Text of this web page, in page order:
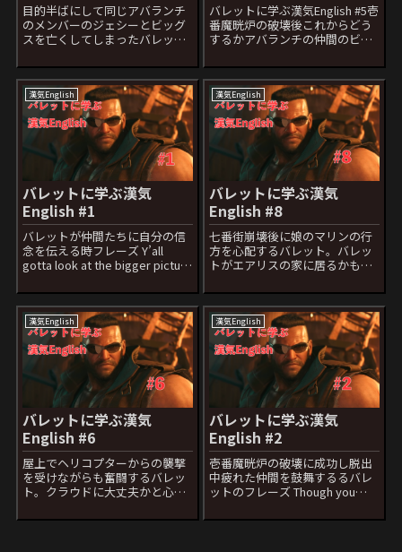
目的半ばにして同じアバランチ
のメンバーのジェシーとビッグ
スを亡くしてしまったバレッ
い、自分たちは目的を果たさな
いといけないんだとクラウド・
ティファに、そして自分に言い
聞かせる時のフレーズ But if we
st...
バレットに学ぶ漢気English #5壱
番魔晄炉の破壊後これからどう
するかアバランチの仲間のビッ
ーズ We get our asses home!日
本語フレーズ：全力で逃げる
ass=お尻直訳すると”私たちは
私た...
漢気English
バレットに学ぶ漢気
English #1
バレットが仲間たちに自分の信
念を伝える時フレーズ Y’all
gotta look at the bigger picture
was ever won without sa...
漢気English
バレットに学ぶ漢気
English #8
七番街崩壊後に娘のマリンの行
方を心配するバレット。バレッ
トがエアリスの家に居るかもし
に居るんだよな？と詰め寄るが
クラウドにかわされてします。
その後のフレーズ Tell me she
is! Give me som...
漢気English
バレットに学ぶ漢気
English #6
屋上でヘリコプターからの襲撃
を受けながらも奮闘するバレッ
ト。クラウドに大丈夫かと心配
Damn right! Leadin’ man sticks
漢気English
バレットに学ぶ漢気
English #2
壱番魔晄炉の破壊に成功し脱出
中疲れた仲間を鼓舞するるバレ
ットのフレーズ Though you
you’re in pain - just like the